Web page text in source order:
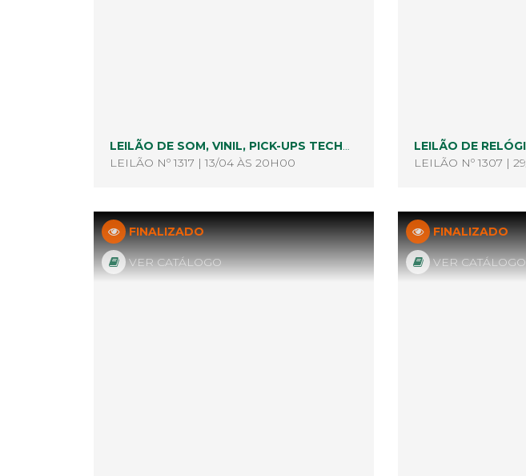
LEILÃO DE SOM, VINIL, PICK-UPS TECHNICS, RECEIVERS, TAPES, EQUALIZADORES, ETC....
LEILÃO Nº 1317 | 13/04 ÀS 20H00
LEILÃO Nº 1307 |
FINALIZADO
VER CATÁLOGO
FINALIZADO
VER CATÁLOGO